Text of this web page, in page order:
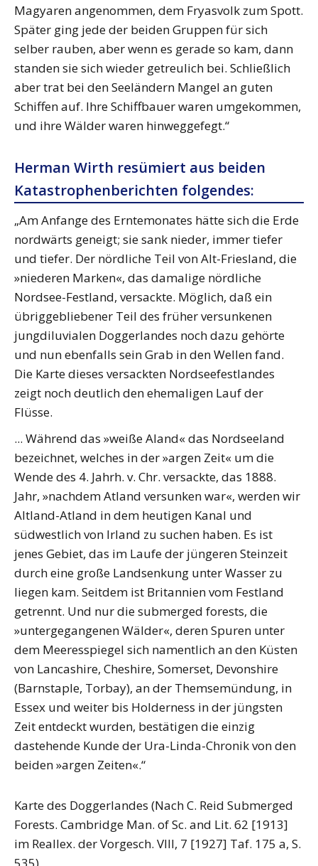
Magyaren angenommen, dem Fryasvolk zum Spott.
Später ging jede der beiden Gruppen für sich
selber rauben, aber wenn es gerade so kam, dann
standen sie sich wieder getreulich bei. Schließlich
aber trat bei den Seeländern Mangel an guten
Schiffen auf. Ihre Schiffbauer waren umgekommen,
und ihre Wälder waren hinweggefegt.“
Herman Wirth resümiert aus beiden
Katastrophenberichten folgendes:
„Am Anfange des Erntemonates hätte sich die Erde
nordwärts geneigt; sie sank nieder, immer tiefer
und tiefer. Der nördliche Teil von Alt-Friesland, die
»niederen Marken«, das damalige nördliche
Nordsee-Festland, versackte. Möglich, daß ein
übriggebliebener Teil des früher versunkenen
jungdiluvialen Doggerlandes noch dazu gehörte
und nun ebenfalls sein Grab in den Wellen fand.
Die Karte dieses versackten Nordseefestlandes
zeigt noch deutlich den ehemaligen Lauf der
Flüsse.
... Während das »weiße Aland« das Nordseeland
bezeichnet, welches in der »argen Zeit« um die
Wende des 4. Jahrh. v. Chr. versackte, das 1888.
Jahr, »nachdem Atland versunken war«, werden wir
Altland-Atland in dem heutigen Kanal und
südwestlich von Irland zu suchen haben. Es ist
jenes Gebiet, das im Laufe der jüngeren Steinzeit
durch eine große Landsenkung unter Wasser zu
liegen kam. Seitdem ist Britannien vom Festland
getrennt. Und nur die submerged forests, die
»untergegangenen Wälder«, deren Spuren unter
dem Meeresspiegel sich namentlich an den Küsten
von Lancashire, Cheshire, Somerset, Devonshire
(Barnstaple, Torbay), an der Themsemündung, in
Essex und weiter bis Holderness in der jüngsten
Zeit entdeckt wurden, bestätigen die einzig
dastehende Kunde der Ura-Linda-Chronik von den
beiden »argen Zeiten«.“
Karte des Doggerlandes (Nach C. Reid Submerged
Forests. Cambridge Man. of Sc. and Lit. 62 [1913]
im Reallex. der Vorgesch. VIII, 7 [1927] Taf. 175 a, S.